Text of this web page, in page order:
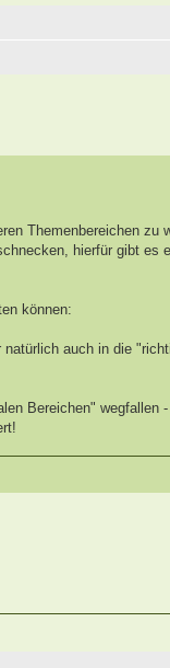
Themenbereichen zu
hierfür gibt es
können:
auch in die
Bereichen" wegfallen